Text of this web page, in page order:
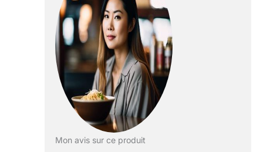
Mon avis sur ce produit